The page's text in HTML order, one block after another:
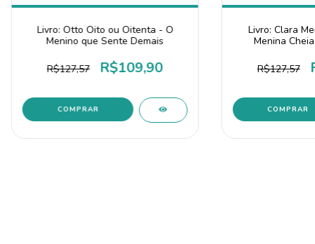
Livro: Otto Oito ou Oitenta - O
Menino que Sente Demais
R$127,57 R$109,90
Livro: Clara
Menina
R$127,57